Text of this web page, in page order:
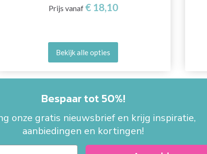
Prijs vanaf € 18,10
Bekijk alle opties
Bespaar tot 50%!
onze gratis nieuwsbrief en krijg inspiratie,
aanbiedingen en kortingen!